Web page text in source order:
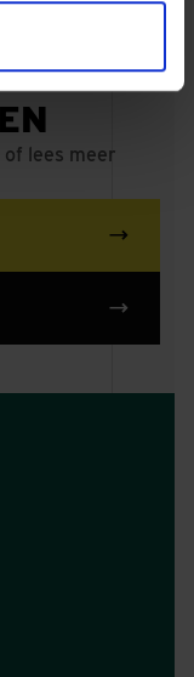
lees meer